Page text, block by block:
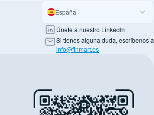
España
Únete a nuestro LinkedIn
Si tienes alguna duda, escríbenos a
info@finmart.es